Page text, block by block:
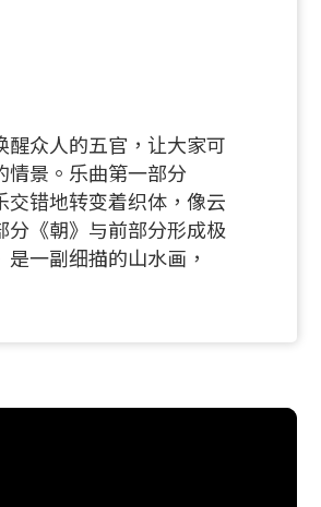
众人的五官，让大家可
情景。乐曲第一部分
交错地转变着织体，像云
《朝》与前部分形成极
一副细描的山水画，